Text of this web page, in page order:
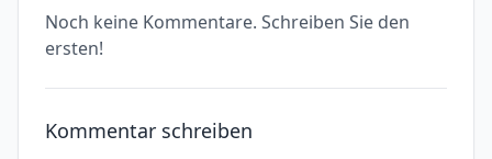
Noch keine Kommentare. Schreiben Sie den
ersten!
Kommentar schreiben